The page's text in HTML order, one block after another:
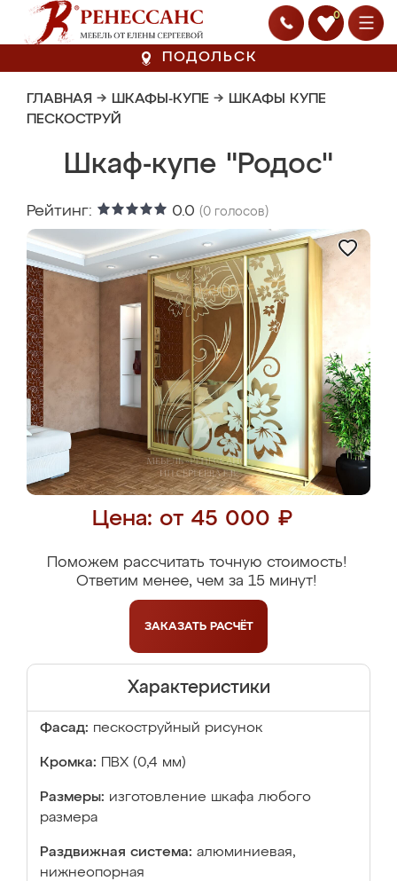
0
ПОДОЛЬСК
ГЛАВНАЯ → ШКАФЫ-КУПЕ → ШКАФЫ КУПЕ
ПЕСКОСТРУЙ
Шкаф-купе "Родос"
Рейтинг: 0.0 (0 голосов)
Цена: от 45 000 ₽
Поможем рассчитать точную стоимость!
Ответим менее, чем за 15 минут!
ЗАКАЗАТЬ РАСЧЁТ
Характеристики
Фасад: пескоструйный рисунок
Кромка: ПВХ (0,4 мм)
Размеры: изготовление шкафа любого
размера
Раздвижная система: алюминиевая,
нижнеопорная